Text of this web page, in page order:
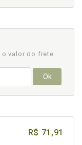
o valor do frete.
Ok
R$ 71,91